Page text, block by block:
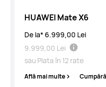
HUAWEI Mate X6
De la* 6.999,00 Lei
9.999,00 Lei
sau Plata în 12 rate
Află mai multe Cumpără